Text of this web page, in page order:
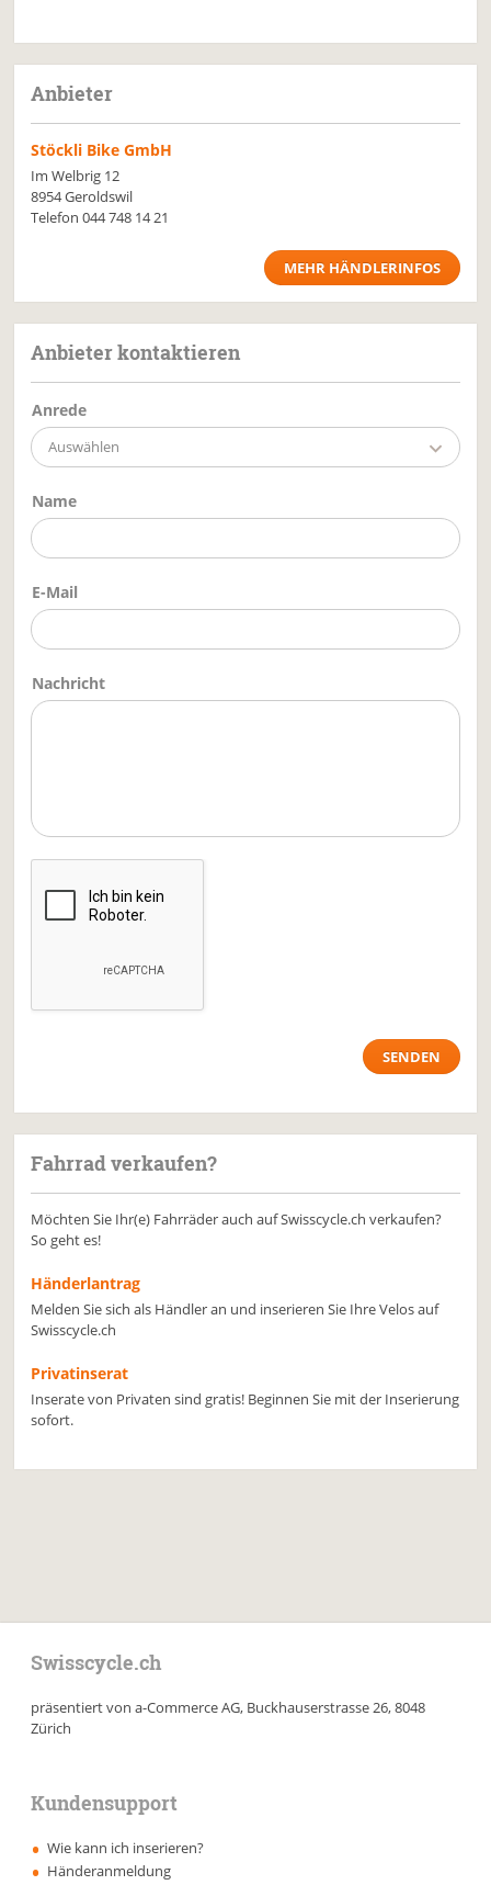
Anbieter
Stöckli Bike GmbH
Im Welbrig 12
8954 Geroldswil
Telefon044 748 14 21
MEHR HÄNDLERINFOS
Anbieter kontaktieren
Anrede
Auswählen
Name
E-Mail
Nachricht
Fahrrad verkaufen?
Möchten Sie Ihr(e) Fahrräder auch auf Swisscycle.ch verkaufen?
So geht es!
Händerlantrag
Melden Sie sich als Händler an und inserieren Sie Ihre Velos auf
Swisscycle.ch
Privatinserat
Inserate von Privaten sind gratis! Beginnen Sie mit der Inserierung
sofort.
Swisscycle.ch
präsentiert von a-Commerce AG, Buckhauserstrasse 26, 8048
Zürich
Kundensupport
Wie kann ich inserieren?
Händeranmeldung